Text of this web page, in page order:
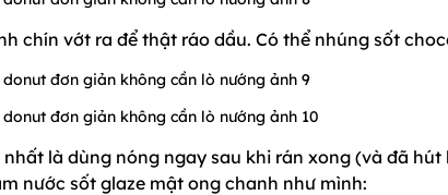
chín vớt ra để thật ráo dầu. Có thể nhúng sốt
nhất là dùng nóng ngay sau khi rán xong (và đã
nước sốt glaze mật ong chanh như mình: